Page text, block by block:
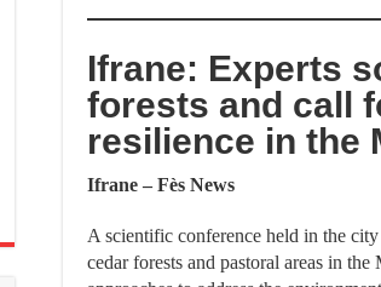
Ifrane: Experts
forests and call
resilience in the
Ifrane – Fès News
A scientific conference held in the
cedar forests and pastoral areas in